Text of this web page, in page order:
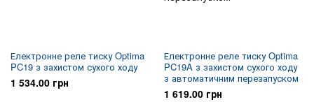
Електронне реле тиску Optima
PC19 з захистом сухого ходу
1 534.00 грн
Електронне реле тиску Optima
PC19A з захистом сухого ходу
з автоматичним перезапуском
1 619.00 грн